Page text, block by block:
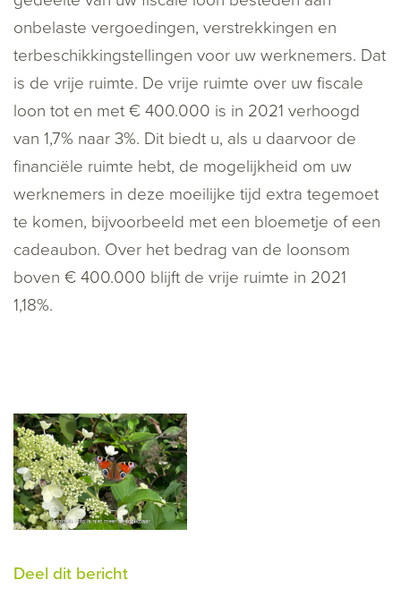
onbelaste vergoedingen, verstrekkingen en
terbeschikkingstellingen voor uw werknemers. Dat
is de vrije ruimte. De vrije ruimte over uw fiscale
loon tot en met € 400.000 is in 2021 verhoogd
van 1,7% naar 3%. Dit biedt u, als u daarvoor de
financiële ruimte hebt, de mogelijkheid om uw
werknemers in deze moeilijke tijd extra tegemoet
te komen, bijvoorbeeld met een bloemetje of een
cadeaubon. Over het bedrag van de loonsom
boven € 400.000 blijft de vrije ruimte in 2021
1,18%.
Deel dit bericht